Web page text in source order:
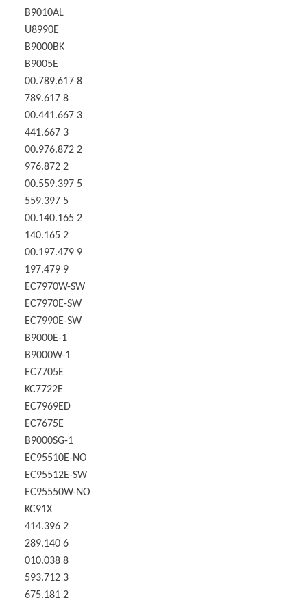
B9010AL
U8990E
B9000BK
B9005E
00.789.617 8
789.617 8
00.441.667 3
441.667 3
00.976.872 2
976.872 2
00.559.397 5
559.397 5
00.140.165 2
140.165 2
00.197.479 9
197.479 9
EC7970W-SW
EC7970E-SW
EC7990E-SW
B9000E-1
B9000W-1
EC7705E
KC7722E
EC7969ED
EC7675E
B9000SG-1
EC95510E-NO
EC95512E-SW
EC95550W-NO
KC91X
414.396 2
289.140 6
010.038 8
593.712 3
675.181 2